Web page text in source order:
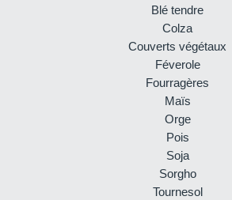
Blé tendre
Colza
Couverts végétaux
Féverole
Fourragères
Maïs
Orge
Pois
Soja
Sorgho
Tournesol